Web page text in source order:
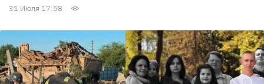
31 Июля 17:58